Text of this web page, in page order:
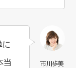
に
当